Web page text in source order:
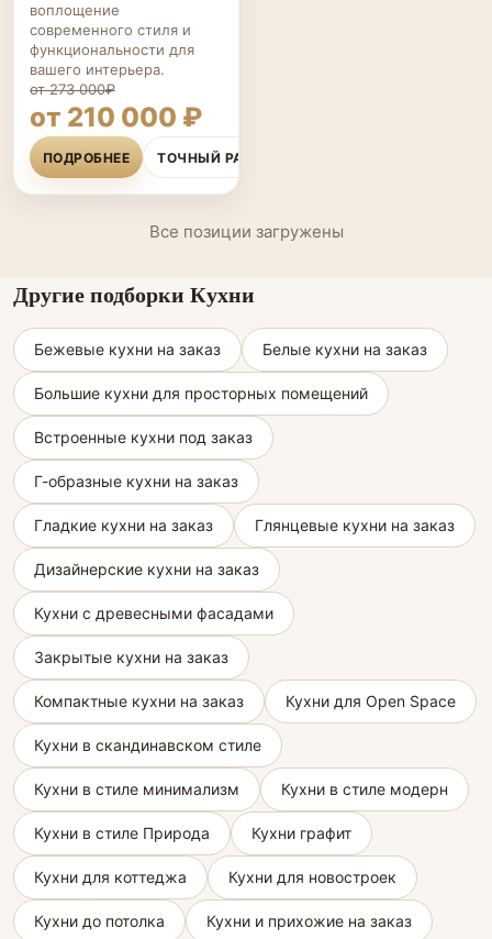
воплощение
современного стиля и
функциональности для
вашего интерьера.
от 273 000₽
от 210 000 ₽
ПОДРОБНЕЕ ТОЧНЫЙ РАСЧЁТ
Все позиции загружены
Другие подборки Кухни
Бежевые кухни на заказ Белые кухни на заказ
Большие кухни для просторных помещений
Встроенные кухни под заказ
Г-образные кухни на заказ
Гладкие кухни на заказ Глянцевые кухни на заказ
Дизайнерские кухни на заказ
Кухни с древесными фасадами
Закрытые кухни на заказ
Компактные кухни на заказ Кухни для Open Space
Кухни в скандинавском стиле
Кухни в стиле минимализм Кухни в стиле модерн
Кухни в стиле Природа Кухни графит
Кухни для коттеджа Кухни для новостроек
Кухни до потолка Кухни и прихожие на заказ